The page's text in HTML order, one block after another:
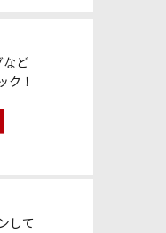
など
ク！
して